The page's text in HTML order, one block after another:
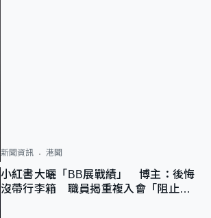
新聞資訊 港聞
小紅書大曬「BB展戰績」 博主：後悔
沒帶行李箱 職員揭重複入會「阻止唔